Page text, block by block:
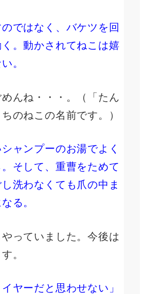
ではなく、バケツを回
。動かされてねこは嬉
。
んね・・・。（「たん
のねこの名前です。）
ャンプーのお湯でよく
そして、重曹をためて
洗わなくても爪の中ま
る。
っていました。今後は
。
ヤーだと思わせない」